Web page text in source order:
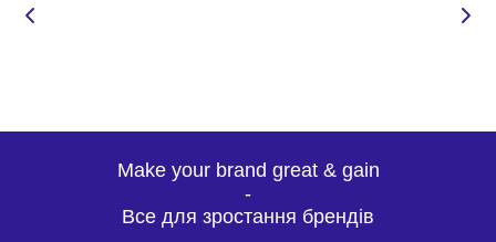
Make your brand great & gain
-
Все для зростання брендів